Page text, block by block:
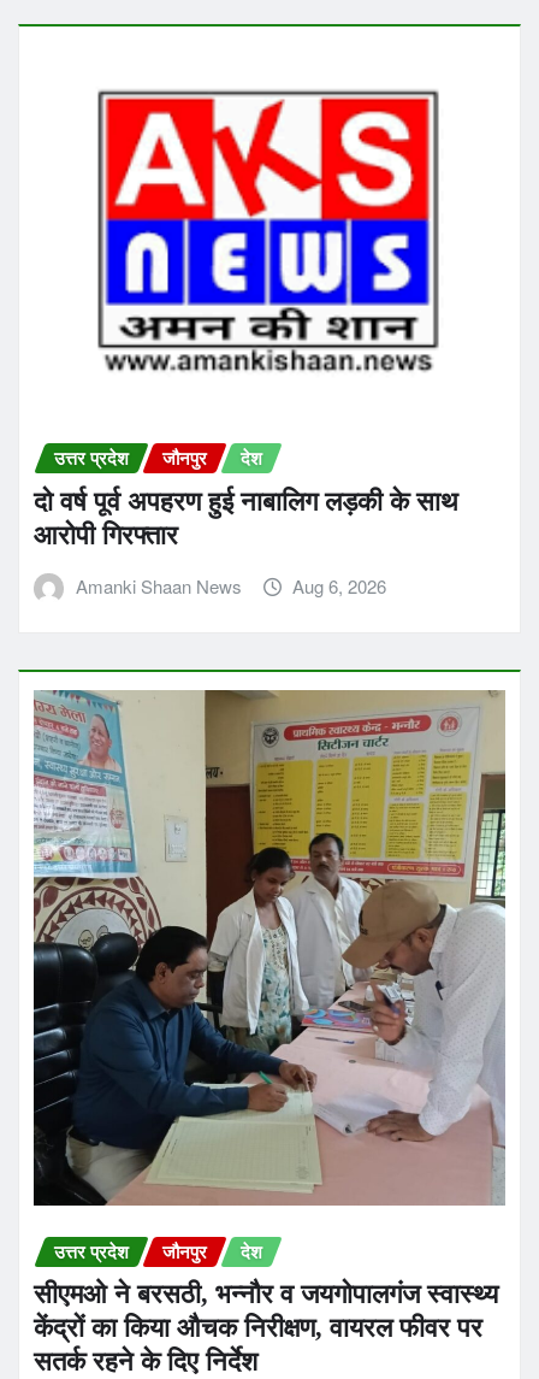
उत्तर प्रदेश जौनपुर देश
दो वर्ष पूर्व अपहरण हुई नाबालिग लड़की के साथ
आरोपी गिरफ्तार
Amanki Shaan News Aug 6, 2026
उत्तर प्रदेश जौनपुर देश
सीएमओ ने बरसठी, भन्नौर व जयगोपालगंज स्वास्थ्य
केंद्रों का किया औचक निरीक्षण, वायरल फीवर पर
सतर्क रहने के दिए निर्देश